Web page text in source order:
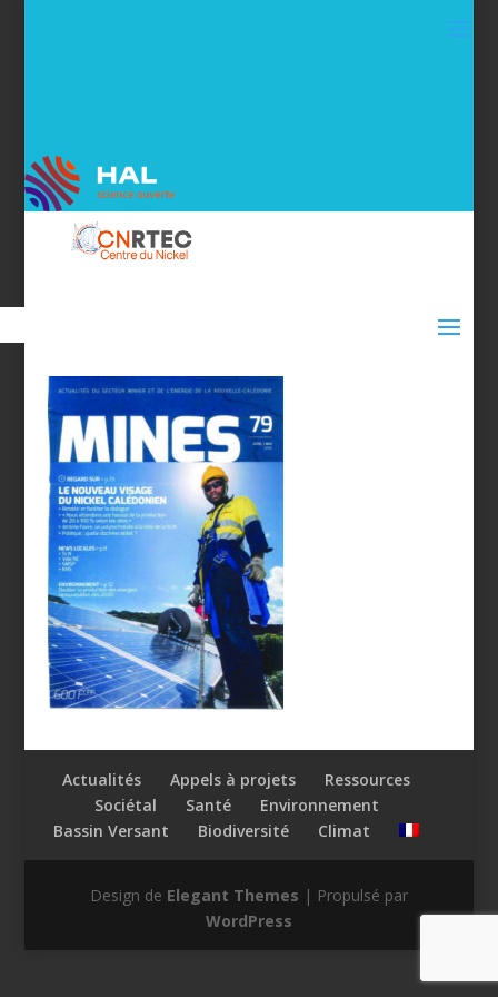
Actualités Appels à projets
Ressources
Sociétal
Santé
Environnement
Bassin Versant
Biodiversité Climat
Design de Elegant Themes | Propulsé par
WordPress